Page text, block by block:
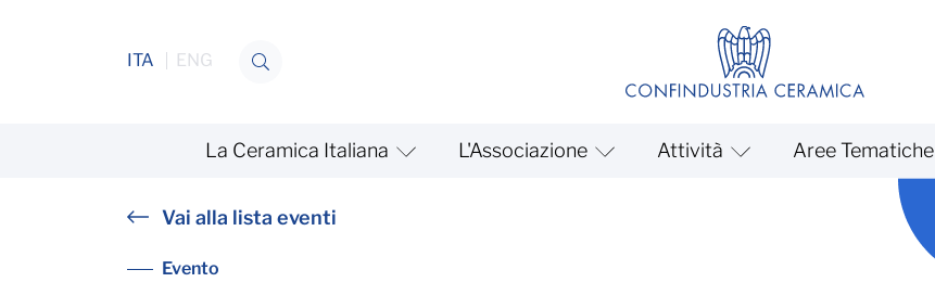
ITA ENG
La Ceramica Italiana L'Associazione Attività Aree Tematiche
Interscambio pallet 04_05
Vai alla lista eventi
Evento